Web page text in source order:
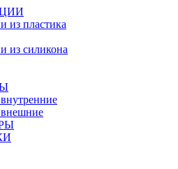
из пластика
из силикона